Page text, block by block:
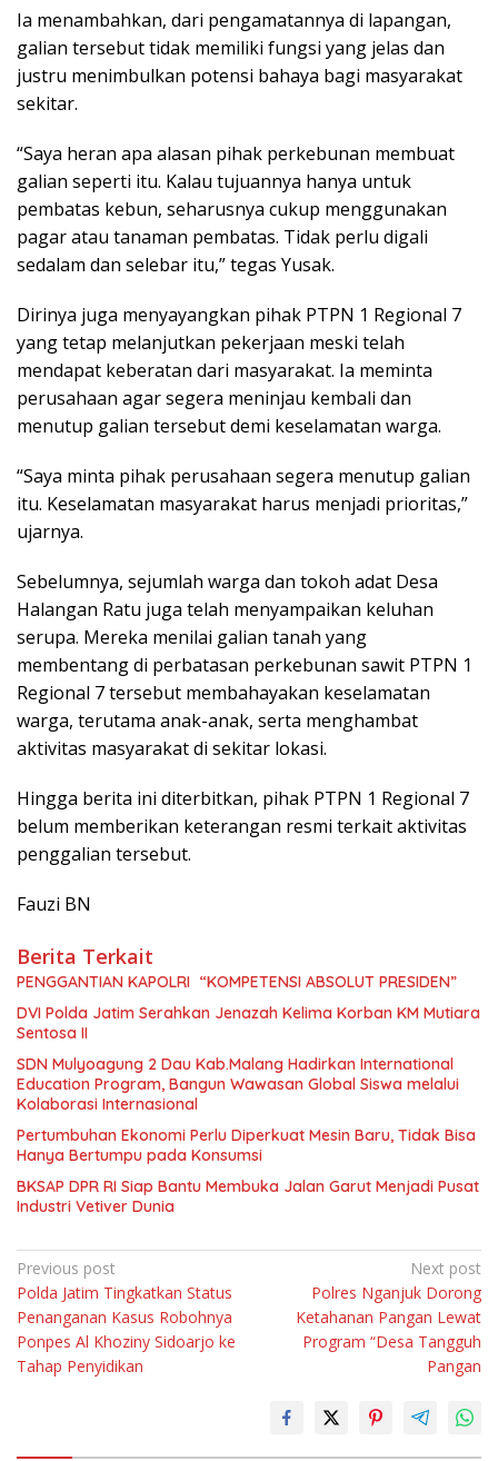
Ia menambahkan, dari pengamatannya di lapangan,
galian tersebut tidak memiliki fungsi yang jelas dan
justru menimbulkan potensi bahaya bagi masyarakat
sekitar.
“Saya heran apa alasan pihak perkebunan membuat
galian seperti itu. Kalau tujuannya hanya untuk
pembatas kebun, seharusnya cukup menggunakan
pagar atau tanaman pembatas. Tidak perlu digali
sedalam dan selebar itu,” tegas Yusak.
Dirinya juga menyayangkan pihak PTPN 1 Regional 7
yang tetap melanjutkan pekerjaan meski telah
mendapat keberatan dari masyarakat. Ia meminta
perusahaan agar segera meninjau kembali dan
menutup galian tersebut demi keselamatan warga.
“Saya minta pihak perusahaan segera menutup galian
itu. Keselamatan masyarakat harus menjadi prioritas,”
ujarnya.
Sebelumnya, sejumlah warga dan tokoh adat Desa
Halangan Ratu juga telah menyampaikan keluhan
serupa. Mereka menilai galian tanah yang
membentang di perbatasan perkebunan sawit PTPN 1
Regional 7 tersebut membahayakan keselamatan
warga, terutama anak-anak, serta menghambat
aktivitas masyarakat di sekitar lokasi.
Hingga berita ini diterbitkan, pihak PTPN 1 Regional 7
belum memberikan keterangan resmi terkait aktivitas
penggalian tersebut.
Fauzi BN
Berita Terkait
PENGGANTIAN KAPOLRI “KOMPETENSI ABSOLUT PRESIDEN”
DVI Polda Jatim Serahkan Jenazah Kelima Korban KM Mutiara
Sentosa II
SDN Mulyoagung 2 Dau Kab.Malang Hadirkan International
Education Program, Bangun Wawasan Global Siswa melalui
Kolaborasi Internasional
Pertumbuhan Ekonomi Perlu Diperkuat Mesin Baru, Tidak Bisa
Hanya Bertumpu pada Konsumsi
BKSAP DPR RI Siap Bantu Membuka Jalan Garut Menjadi Pusat
Industri Vetiver Dunia
Navigasi
pos
Previous post
Polda Jatim Tingkatkan Status
Penanganan Kasus Robohnya
Ponpes Al Khoziny Sidoarjo ke
Tahap Penyidikan
Next post
Polres Nganjuk Dorong
Ketahanan Pangan Lewat
Program “Desa Tangguh
Pangan